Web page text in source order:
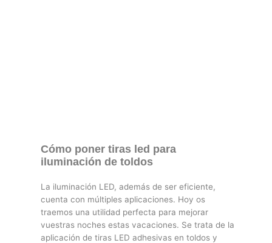
Cómo poner tiras led para
iluminación de toldos
La iluminación LED, además de ser eficiente,
cuenta con múltiples aplicaciones. Hoy os
traemos una utilidad perfecta para mejorar
vuestras noches estas vacaciones. Se trata de la
aplicación de tiras LED adhesivas en toldos y